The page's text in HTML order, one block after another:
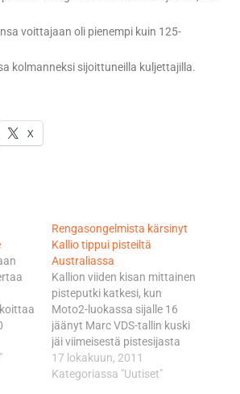
voittajaan oli pienempi kuin 125-
kolmanneksi sijoittuneilla kuljettajilla.
X
Rengasongelmista kärsinyt
Kallio tippui pisteiltä
Australiassa
Kallion viiden kisan mittainen
pisteputki katkesi, kun
Moto2-luokassa sijalle 16
jäänyt Marc VDS-tallin kuski
jäi viimeisestä pistesijasta
marginaalisesti 0,031
sekuntia. Vielä kisa-aamun
17 lokakuun, 2011
Kategoriassa "Uutiset"